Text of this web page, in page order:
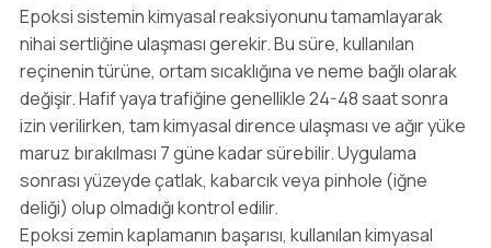
Epoksi sistemin kimyasal reaksiyonunu tamamlayarak
nihai sertliğine ulaşması gerekir. Bu süre, kullanılan
reçinenin türüne, ortam sıcaklığına ve neme bağlı olarak
değişir. Hafif yaya trafiğine genellikle 24-48 saat sonra
izin verilirken, tam kimyasal dirence ulaşması ve ağır yüke
maruz bırakılması 7 güne kadar sürebilir. Uygulama
sonrası yüzeyde çatlak, kabarcık veya pinhole (iğne
deliği) olup olmadığı kontrol edilir.
Epoksi zemin kaplamanın başarısı, kullanılan kimyasal